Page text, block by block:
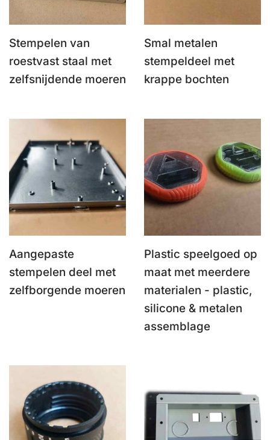
Stempelen van
roestvast staal met
zelfsnijdende moeren
Smal metalen
stempeldeel met
krappe bochten
Aangepaste
stempelen deel met
zelfborgende moeren
Plastic speelgoed op
maat met meerdere
materialen - plastic,
silicone & metalen
assemblage